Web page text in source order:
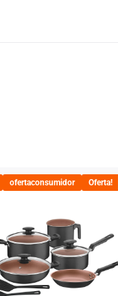
ofertaconsumidor Oferta!